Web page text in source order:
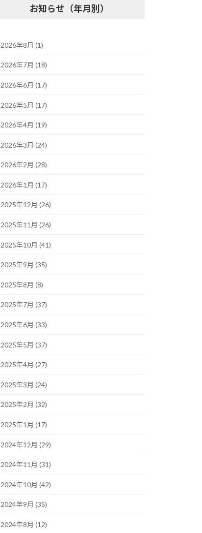
お知らせ（年月別）
2026年8月 (1)
2026年7月 (18)
2026年6月 (17)
2026年5月 (17)
2026年4月 (19)
2026年3月 (24)
2026年2月 (28)
2026年1月 (17)
2025年12月 (26)
2025年11月 (26)
2025年10月 (41)
2025年9月 (35)
2025年8月 (8)
2025年7月 (37)
2025年6月 (33)
2025年5月 (37)
2025年4月 (27)
2025年3月 (24)
2025年2月 (32)
2025年1月 (17)
2024年12月 (29)
2024年11月 (31)
2024年10月 (42)
2024年9月 (35)
2024年8月 (12)